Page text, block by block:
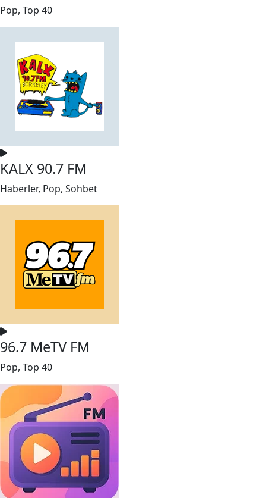
Pop, Top 40
KALX 90.7 FM
Haberler, Pop, Sohbet
96.7 MeTV FM
Pop, Top 40